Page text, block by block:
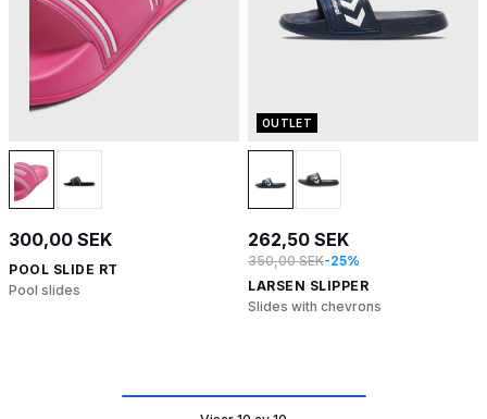
300,00 SEK
POOL SLIDE RT
Pool slides
OUTLET
262,50 SEK
350,00 SEK-25%
LARSEN SLIPPER
Slides with chevrons